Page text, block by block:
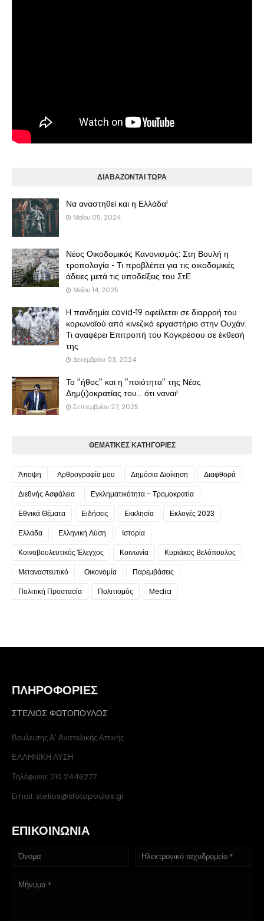
ΔΙΑΒΑΖΟΝΤΑΙ ΤΩΡΑ
Να αναστηθεί και η Ελλάδα!
Μαΐου 05, 2024
Νέος Οικοδομικός Κανονισμός: Στη Βουλή η
τροπολογία - Τι προβλέπει για τις οικοδομικές
άδειες μετά τις υποδείξεις του ΣτΕ
Μαΐου 14, 2025
H πανδημία covid-19 οφείλεται σε διαρροή του
κορωναϊού από κινεζικό εργαστήριο στην Ουχάν:
Τι αναφέρει Επιτροπή του Κογκρέσου σε έκθεσή
της
Δεκεμβρίου 03, 2024
Το "ήθος" και η "ποιότητα" της Νέας
Δημ(ι)οκρατίας του... ότι ναναι!
Σεπτεμβρίου 27, 2025
ΘΕΜΑΤΙΚΕΣ ΚΑΤΗΓΟΡΙΕΣ
Άποψη Αρθρογραφία μου Δημόσια Διοίκηση
Διαφθορά
Διεθνής Ασφάλεια
Εγκληματικότητα - Τρομοκρατία
Εθνικά Θέματα
Ειδήσεις Εκκλησία
Εκλογές 2023
Ελλάδα
Ελληνική Λύση
Ιστορία
Κοινοβουλευτικός Έλεγχος
Κοινωνία
Κυριάκος Βελόπουλος
Μεταναστευτικό
Οικονομία
Παρεμβάσεις
Πολιτική Προστασία
Πολιτισμός Media
ΠΛΗΡΟΦΟΡΙΕΣ
ΣΤΕΛΙΟΣ ΦΩΤΟΠΟΥΛΟΣ
Βουλευτής Α' Ανατολικής Αττικής
ΕΛΛΗΝΙΚΗ ΛΥΣΗ
Τηλέφωνο: 210 2446277
Email: stelios@sfotopoulos.gr
ΕΠΙΚΟΙΝΩΝΙΑ